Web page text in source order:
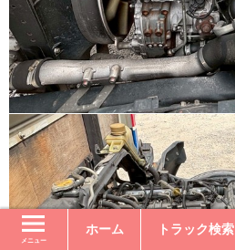
メニュー
ホーム トラック検索